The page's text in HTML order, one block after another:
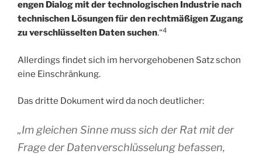
engen Dialog mit der technologischen Industrie nach
technischen Lösungen für den rechtmäßigen Zugang
zu verschlüsselten Daten suchen.“4
Allerdings findet sich im hervorgehobenen Satz schon
eine Einschränkung.
Das dritte Dokument wird da noch deutlicher:
„Im gleichen Sinne muss sich der Rat mit der
Frage der Datenverschlüsselung befassen,